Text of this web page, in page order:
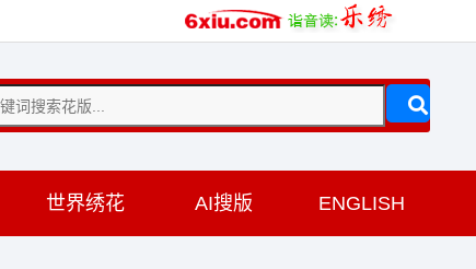
世界绣花 AI搜版 ENGLISH